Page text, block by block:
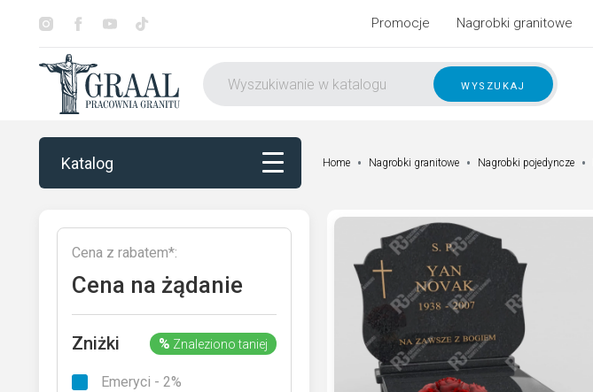
Promocje Nagrobki granitowe
wyszukaj
Katalog
Katalog
Otoczenie nagrobka
Home Nagrobki granitowe Nagrobki pojedyncze
Cena z rabatem*:
Cena na żądanie
Zniżki % Znaleziono taniej
Emeryci - 2%